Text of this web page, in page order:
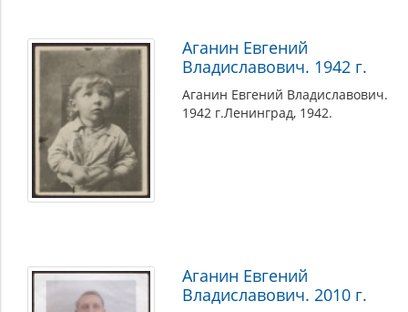
Аганин Евгений
Владиславович. 1942 г.
Аганин Евгений Владиславович.
1942 г.Ленинград, 1942.
Аганин Евгений
Владиславович. 2010 г.